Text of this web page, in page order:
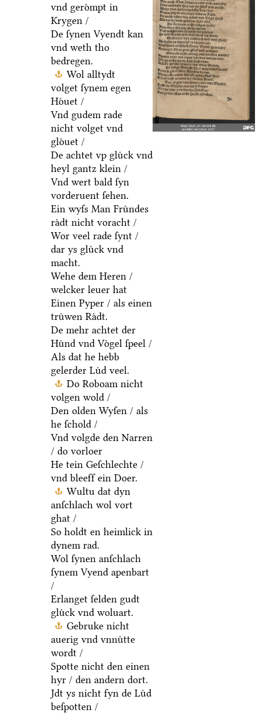
vnd geroͤmpt in
Krygen /
De ſynen Vyendt kan
vnd weth tho
bedregen.
Wol alltydt
volget ſynem egen
Hoͤuet /
Vnd gudem rade
nicht volget vnd
gloͤuet /
De achtet vp gluͤck vnd
heyl gantz klein /
Vnd wert bald ſyn
vorderuent ſehen.
Ein wyſs Man Fruͤndes
raͤdt nicht voracht /
Wor veel rade ſynt /
dar ys gluͤck vnd
macht.
Wehe dem Heren /
welcker leuer hat
Einen Pyper / als einen
truͤwen Raͤdt.
De mehr achtet der
Huͤnd vnd Voͤgel ſpeel /
Als dat he hebb
gelerder Luͤd veel.
Do Roboam nicht
volgen wold /
Den olden Wyſen / als
he ſchold /
Vnd volgde den Narren
/ do vorloer
He tein Geſchlechte /
vnd bleeff ein Doer.
Wultu dat dyn
anſchlach wol vort
ghat /
So holdt en heimlick in
dynem rad.
Wol ſynen anſchlach
ſynem Vyend apenbart
/
Erlanget ſelden gudt
gluͤck vnd woluart.
Gebruke nicht
auerig vnd vnnuͤtte
wordt /
Spotte nicht den einen
hyr / den andern dort.
Jdt ys nicht fyn de Luͤd
beſpotten /